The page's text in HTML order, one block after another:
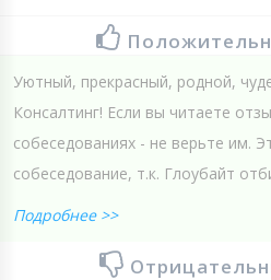
Уютный, прекрасный, родной,
Консалтинг! Если вы читаете
собеседованиях - не верьте им.
собеседование, т.к. Глоубайт
Подробнее >>